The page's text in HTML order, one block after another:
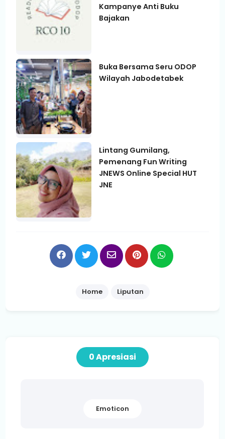
Kampanye Anti Buku
Bajakan
Buka Bersama Seru ODOP
Wilayah Jabodetabek
Lintang Gumilang,
Pemenang Fun Writing
JNEWS Online Special HUT
JNE
Home Liputan
0 Apresiasi
Emoticon